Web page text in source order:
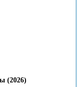
(2026)